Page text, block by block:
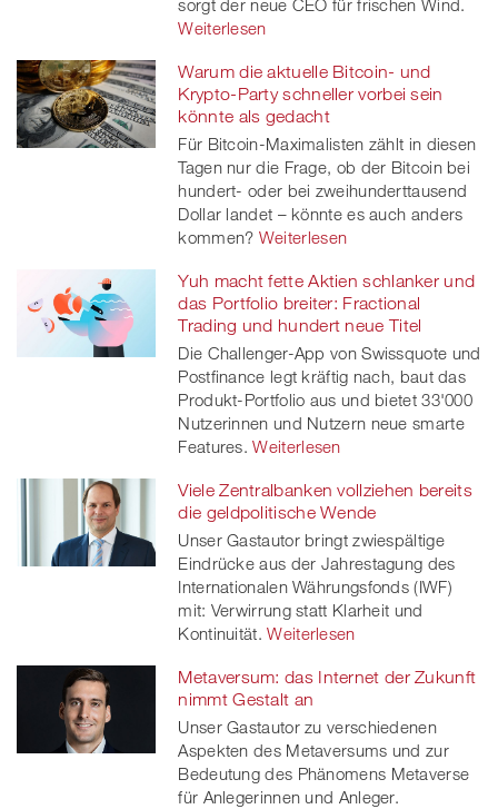
sorgt der neue CEO für frischen Wind.
Weiterlesen
Warum die aktuelle Bitcoin- und
Krypto-Party schneller vorbei sein
könnte als gedacht
Für Bitcoin-Maximalisten zählt in diesen
Tagen nur die Frage, ob der Bitcoin bei
hundert- oder bei zweihunderttausend
Dollar landet – könnte es auch anders
kommen? Weiterlesen
Yuh macht fette Aktien schlanker und
das Portfolio breiter: Fractional
Trading und hundert neue Titel
Die Challenger-App von Swissquote und
Postfinance legt kräftig nach, baut das
Produkt-Portfolio aus und bietet 33'000
Nutzerinnen und Nutzern neue smarte
Features. Weiterlesen
Viele Zentralbanken vollziehen bereits
die geldpolitische Wende
Unser Gastautor bringt zwiespältige
Eindrücke aus der Jahrestagung des
Internationalen Währungsfonds (IWF)
mit: Verwirrung statt Klarheit und
Kontinuität. Weiterlesen
Metaversum: das Internet der Zukunft
nimmt Gestalt an
Unser Gastautor zu verschiedenen
Aspekten des Metaversums und zur
Bedeutung des Phänomens Metaverse
für Anlegerinnen und Anleger.